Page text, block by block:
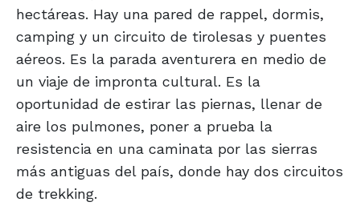
hectáreas. Hay una pared de rappel, dormis,
camping y un circuito de tirolesas y puentes
aéreos. Es la parada aventurera en medio de
un viaje de impronta cultural. Es la
oportunidad de estirar las piernas, llenar de
aire los pulmones, poner a prueba la
resistencia en una caminata por las sierras
más antiguas del país, donde hay dos circuitos
de trekking.